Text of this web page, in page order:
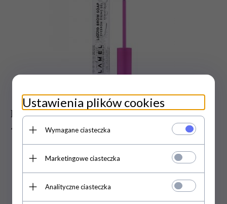
LAMEL Żel do brwi Liquid Brow Soap
4.5ml
18,70
Ustawienia plików cookies
Wymagane ciasteczka
Marketingowe ciasteczka
Analityczne ciasteczka